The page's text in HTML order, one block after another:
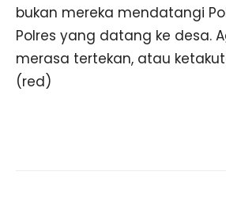
bukan mereka mendatangi
Polres yang datang ke desa.
merasa tertekan, atau
(red)